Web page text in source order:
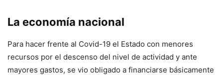
La economía nacional
Para hacer frente al Covid-19 el Estado con menores
recursos por el descenso del nivel de actividad y ante
mayores gastos, se vio obligado a financiarse básicamente